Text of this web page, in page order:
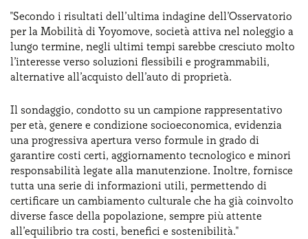
"Secondo i risultati dell’ultima indagine dell’Osservatorio
per la Mobilità di Yoyomove, società attiva nel noleggio a
lungo termine, negli ultimi tempi sarebbe cresciuto molto
l’interesse verso soluzioni flessibili e programmabili,
alternative all’acquisto dell’auto di proprietà.
Il sondaggio, condotto su un campione rappresentativo
per età, genere e condizione socioeconomica, evidenzia
una progressiva apertura verso formule in grado di
garantire costi certi, aggiornamento tecnologico e minori
responsabilità legate alla manutenzione. Inoltre, fornisce
tutta una serie di informazioni utili, permettendo di
certificare un cambiamento culturale che ha già coinvolto
diverse fasce della popolazione, sempre più attente
all’equilibrio tra costi, benefici e sostenibilità."